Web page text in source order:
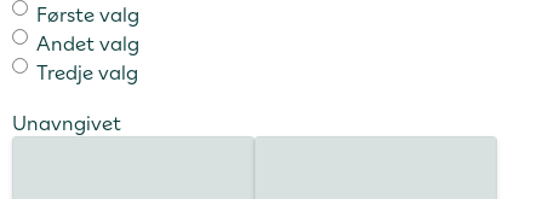
Første valg
Andet valg
Tredje valg
Unavngivet